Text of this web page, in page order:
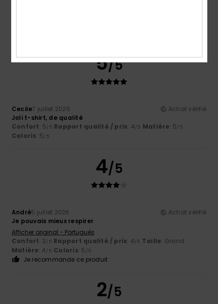
5/5
Cecile7 juillet 2026
Achat vérifié
Joli t-shirt, de qualité
Confort: 5/5 Rapport qualité / prix: 4/5 Matière: 5/5
Coloris: 5/5
4/5
André5 juillet 2026
Achat vérifié
Je pouvais mieux respirer
Afficher original - Português
Confort: 3/5 Rapport qualité / prix: 4/5 Taille: Grand
Matière: 4/5 Coloris: 5 /5
Je recommande ce produit
2/5